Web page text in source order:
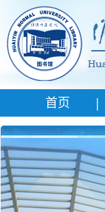
首页 |